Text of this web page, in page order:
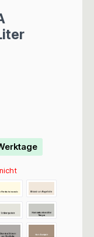
Sternen